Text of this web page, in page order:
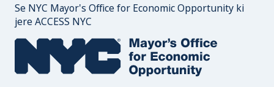
Se NYC Mayor's Office for Economic Opportunity ki
jere ACCESS NYC